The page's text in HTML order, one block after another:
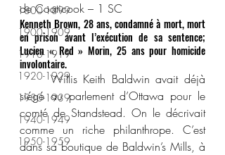
1800-1899
1900-1909
1910-1919
1920-1929
1930-1939
1940-1949
1950-1959
de Coaticook – 1 SC
Kenneth Brown, 28 ans, condamné à mort, mort
en prison avant l’exécution de sa sentence;
Lucien « Red » Morin, 25 ans pour homicide
involontaire.
	Willis Keith Baldwin avait déjà
siégé au parlement d’Ottawa pour le
comté de Standstead. On le décrivait
comme un riche philanthrope. C’est
dans sa boutique de Baldwin’s Mills, à